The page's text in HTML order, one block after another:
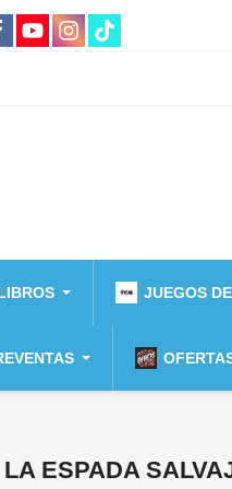
JUEGOS
LA ESPADA